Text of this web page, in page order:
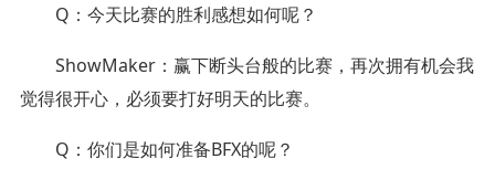
Q：今天比赛的胜利感想如何呢？
ShowMaker：赢下断头台般的比赛，再次拥有机会我
觉得很开心，必须要打好明天的比赛。
Q：你们是如何准备BFX的呢？